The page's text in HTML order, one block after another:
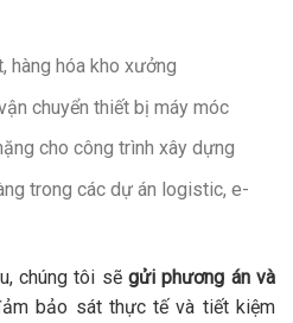
hàng hóa kho xưởng
chuyển thiết bị máy móc
cho công trình xây dựng
trong các dự án logistic, e-
chúng tôi sẽ gửi phương án và
bảo sát thực tế và tiết kiệm